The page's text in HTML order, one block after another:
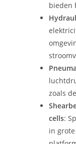
bieden
zoals
cells:
in